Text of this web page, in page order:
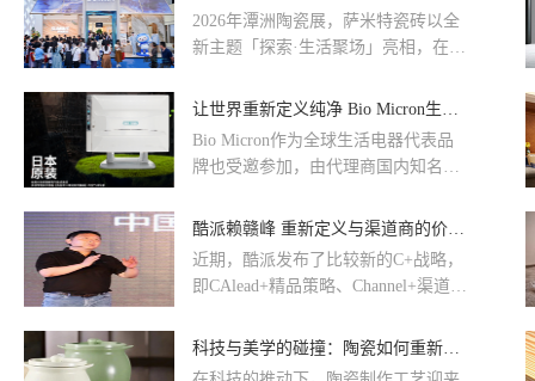
2026年潭洲陶瓷展，萨米特瓷砖以全
新主题「探索·生活聚场」亮相，在延
上，进一步完成从“个体空间”向“群体
活，到构建一群人的共鸣场。
让世界重新定义纯净 Bio Micron生活电器亮相环球展
Bio Micron作为全球生活电器代表品
牌也受邀参加，由代理商国内知名企
司携其光触媒系列空气净化器亮相本
酷派赖赣峰 重新定义与渠道商的价值关系
近期，酷派发布了比较新的C+战略，
即CAlead+精品策略、Channel+渠道深
牌重塑和Copartner+合伙人机制，旨
科技与美学的碰撞：陶瓷如何重新定义生活美学